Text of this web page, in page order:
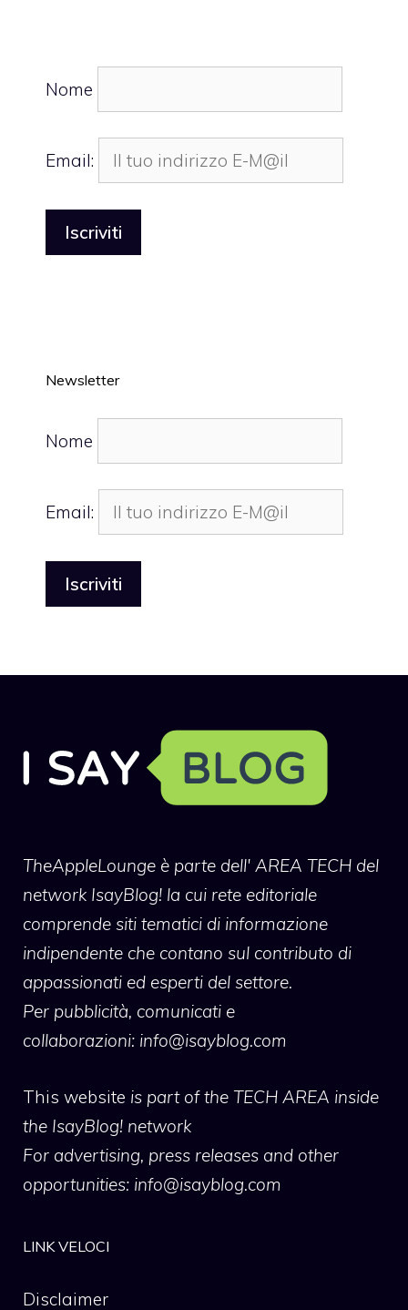
Nome
Email:
Newsletter
Nome
Email:
TheAppleLounge è parte dell' AREA TECH del
network IsayBlog! la cui rete editoriale
comprende siti tematici di informazione
indipendente che contano sul contributo di
appassionati ed esperti del settore.
Per pubblicità, comunicati e
collaborazioni: info@isayblog.com
This website is part of the TECH AREA inside
the IsayBlog! network
For advertising, press releases and other
opportunities: info@isayblog.com
LINK VELOCI
Disclaimer